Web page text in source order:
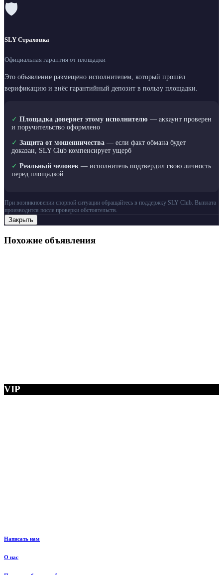
🛡
SLY Страховка
Официальная гарантия от площадки
Это объявление размещено исполнителем, который прошёл
верификацию и внёс гарантийный депозит в пользу площадки.
✓ Площадка доверяет этому исполнителю — аккаунт проверен
и поручительство оформлено
✓ Защита от мошенничества — если факт обмана будет
доказан, SLY Club компенсирует ущерб
✓ Реальный человек — исполнитель подтвердил свою личность
перед площадкой
При возникновении спорной ситуации обращайтесь в поддержку SLY Club. Выплата
производится после проверки обстоятельств.
Закрыть
Похожие объявления
VIP
Написать нам
О нас